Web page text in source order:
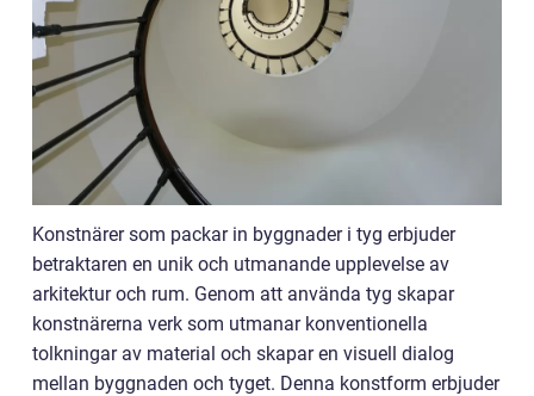
Konstnärer som packar in byggnader i tyg erbjuder
betraktaren en unik och utmanande upplevelse av
arkitektur och rum. Genom att använda tyg skapar
konstnärerna verk som utmanar konventionella
tolkningar av material och skapar en visuell dialog
mellan byggnaden och tyget. Denna konstform erbjuder